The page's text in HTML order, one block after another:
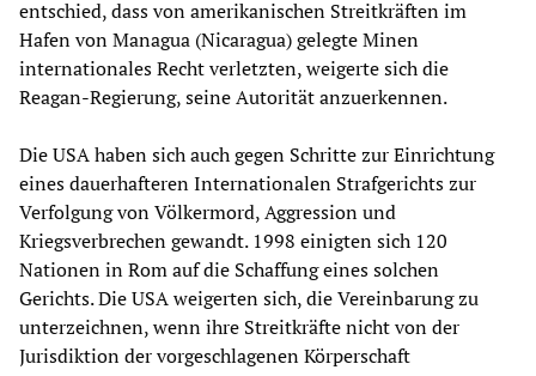
entschied, dass von amerikanischen Streitkräften im
Hafen von Managua (Nicaragua) gelegte Minen
internationales Recht verletzten, weigerte sich die
Reagan-Regierung, seine Autorität anzuerkennen.
Die USA haben sich auch gegen Schritte zur Einrichtung
eines dauerhafteren Internationalen Strafgerichts zur
Verfolgung von Völkermord, Aggression und
Kriegsverbrechen gewandt. 1998 einigten sich 120
Nationen in Rom auf die Schaffung eines solchen
Gerichts. Die USA weigerten sich, die Vereinbarung zu
unterzeichnen, wenn ihre Streitkräfte nicht von der
Jurisdiktion der vorgeschlagenen Körperschaft